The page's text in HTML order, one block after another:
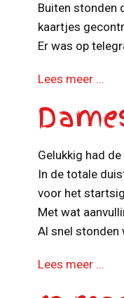
Buiten stonden
kaartjes
Er was op
Lees meer …
Gelukkig had
In de totale
voor het
Met wat
Al snel stonden
Lees meer …